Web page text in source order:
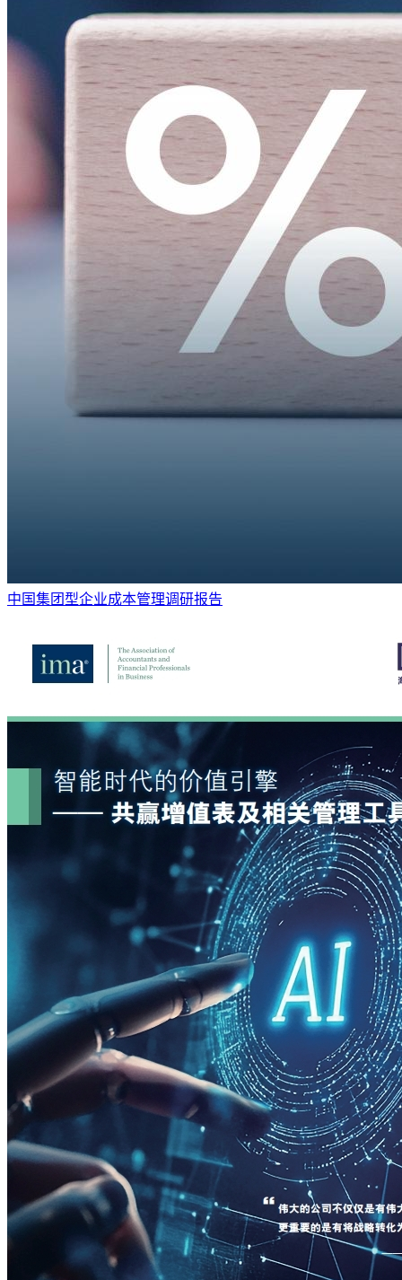
中国集团型企业成本管理调研报告